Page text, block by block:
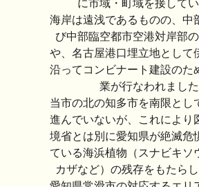
に市域・町域を接してい
海岸は遠浅であるものの、中
び中部臨空都市空港対岸部
や、名古屋港口埋立地として
沿ってコンビナート建設のた
業が行なわれました
当市の北の知多市を南限とし
進んでいないが、これにより
境省とは別に愛知県が絶滅危
ている海浜植物（スナビキソ
カザなど）の残存をもたらし